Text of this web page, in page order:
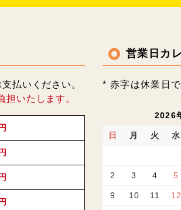
払いください。
いたします。
営業日カ
* 赤字は休業日で
2026
日 月 火 水
2 3 4 5
9 10 11 12